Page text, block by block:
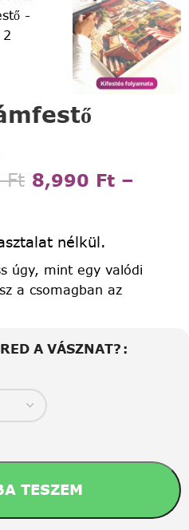
Ft 8,990 Ft –
nélkül.
úgy, mint egy valódi
a csomagban az
A VÁSZNAT?
TESZEM